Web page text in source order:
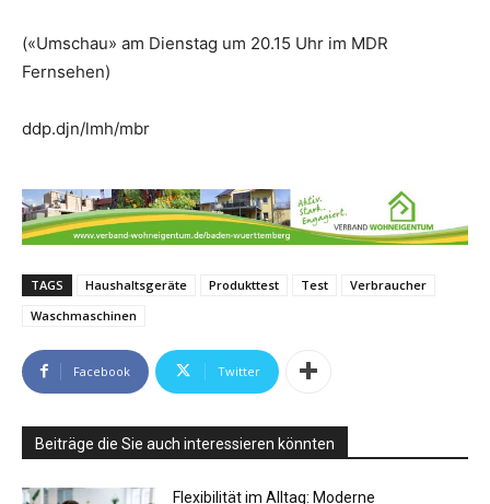
(«Umschau» am Dienstag um 20.15 Uhr im MDR
Fernsehen)
ddp.djn/lmh/mbr
TAGS Haushaltsgeräte Produkttest Test
Verbraucher
Waschmaschinen
Facebook Twitter
Beiträge die Sie auch interessieren könnten
Flexibilität im Alltag: Moderne